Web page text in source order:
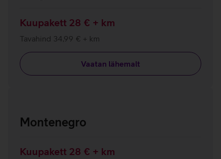
Kuupakett 28 € + km
Tavahind 34,99 € + km
Vaatan lähemalt
Montenegro
Kuupakett 28 € + km